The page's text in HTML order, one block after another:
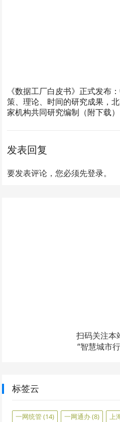
《数据工厂白皮书》正式发布
策、理论、时间的研究成果，
家机构共同研究编制（附下载）
发表回复
要发表评论，您必须先登录。
扫码关注本
“智慧城市
标签云
一网统管(14) 一网通办(8) 上